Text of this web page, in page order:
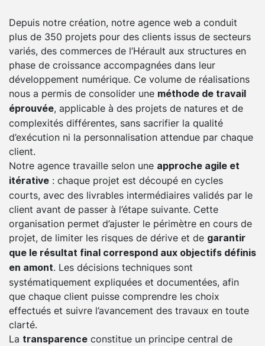
Depuis notre création, notre agence web a conduit
plus de 350 projets pour des clients issus de secteurs
variés, des commerces de l’Hérault aux structures en
phase de croissance accompagnées dans leur
développement numérique. Ce volume de réalisations
nous a permis de consolider une méthode de travail
éprouvée, applicable à des projets de natures et de
complexités différentes, sans sacrifier la qualité
d’exécution ni la personnalisation attendue par chaque
client.
Notre agence travaille selon une approche agile et
itérative : chaque projet est découpé en cycles
courts, avec des livrables intermédiaires validés par le
client avant de passer à l’étape suivante. Cette
organisation permet d’ajuster le périmètre en cours de
projet, de limiter les risques de dérive et de garantir
que le résultat final correspond aux objectifs définis
en amont. Les décisions techniques sont
systématiquement expliquées et documentées, afin
que chaque client puisse comprendre les choix
effectués et suivre l’avancement des travaux en toute
clarté.
La transparence constitue un principe central de